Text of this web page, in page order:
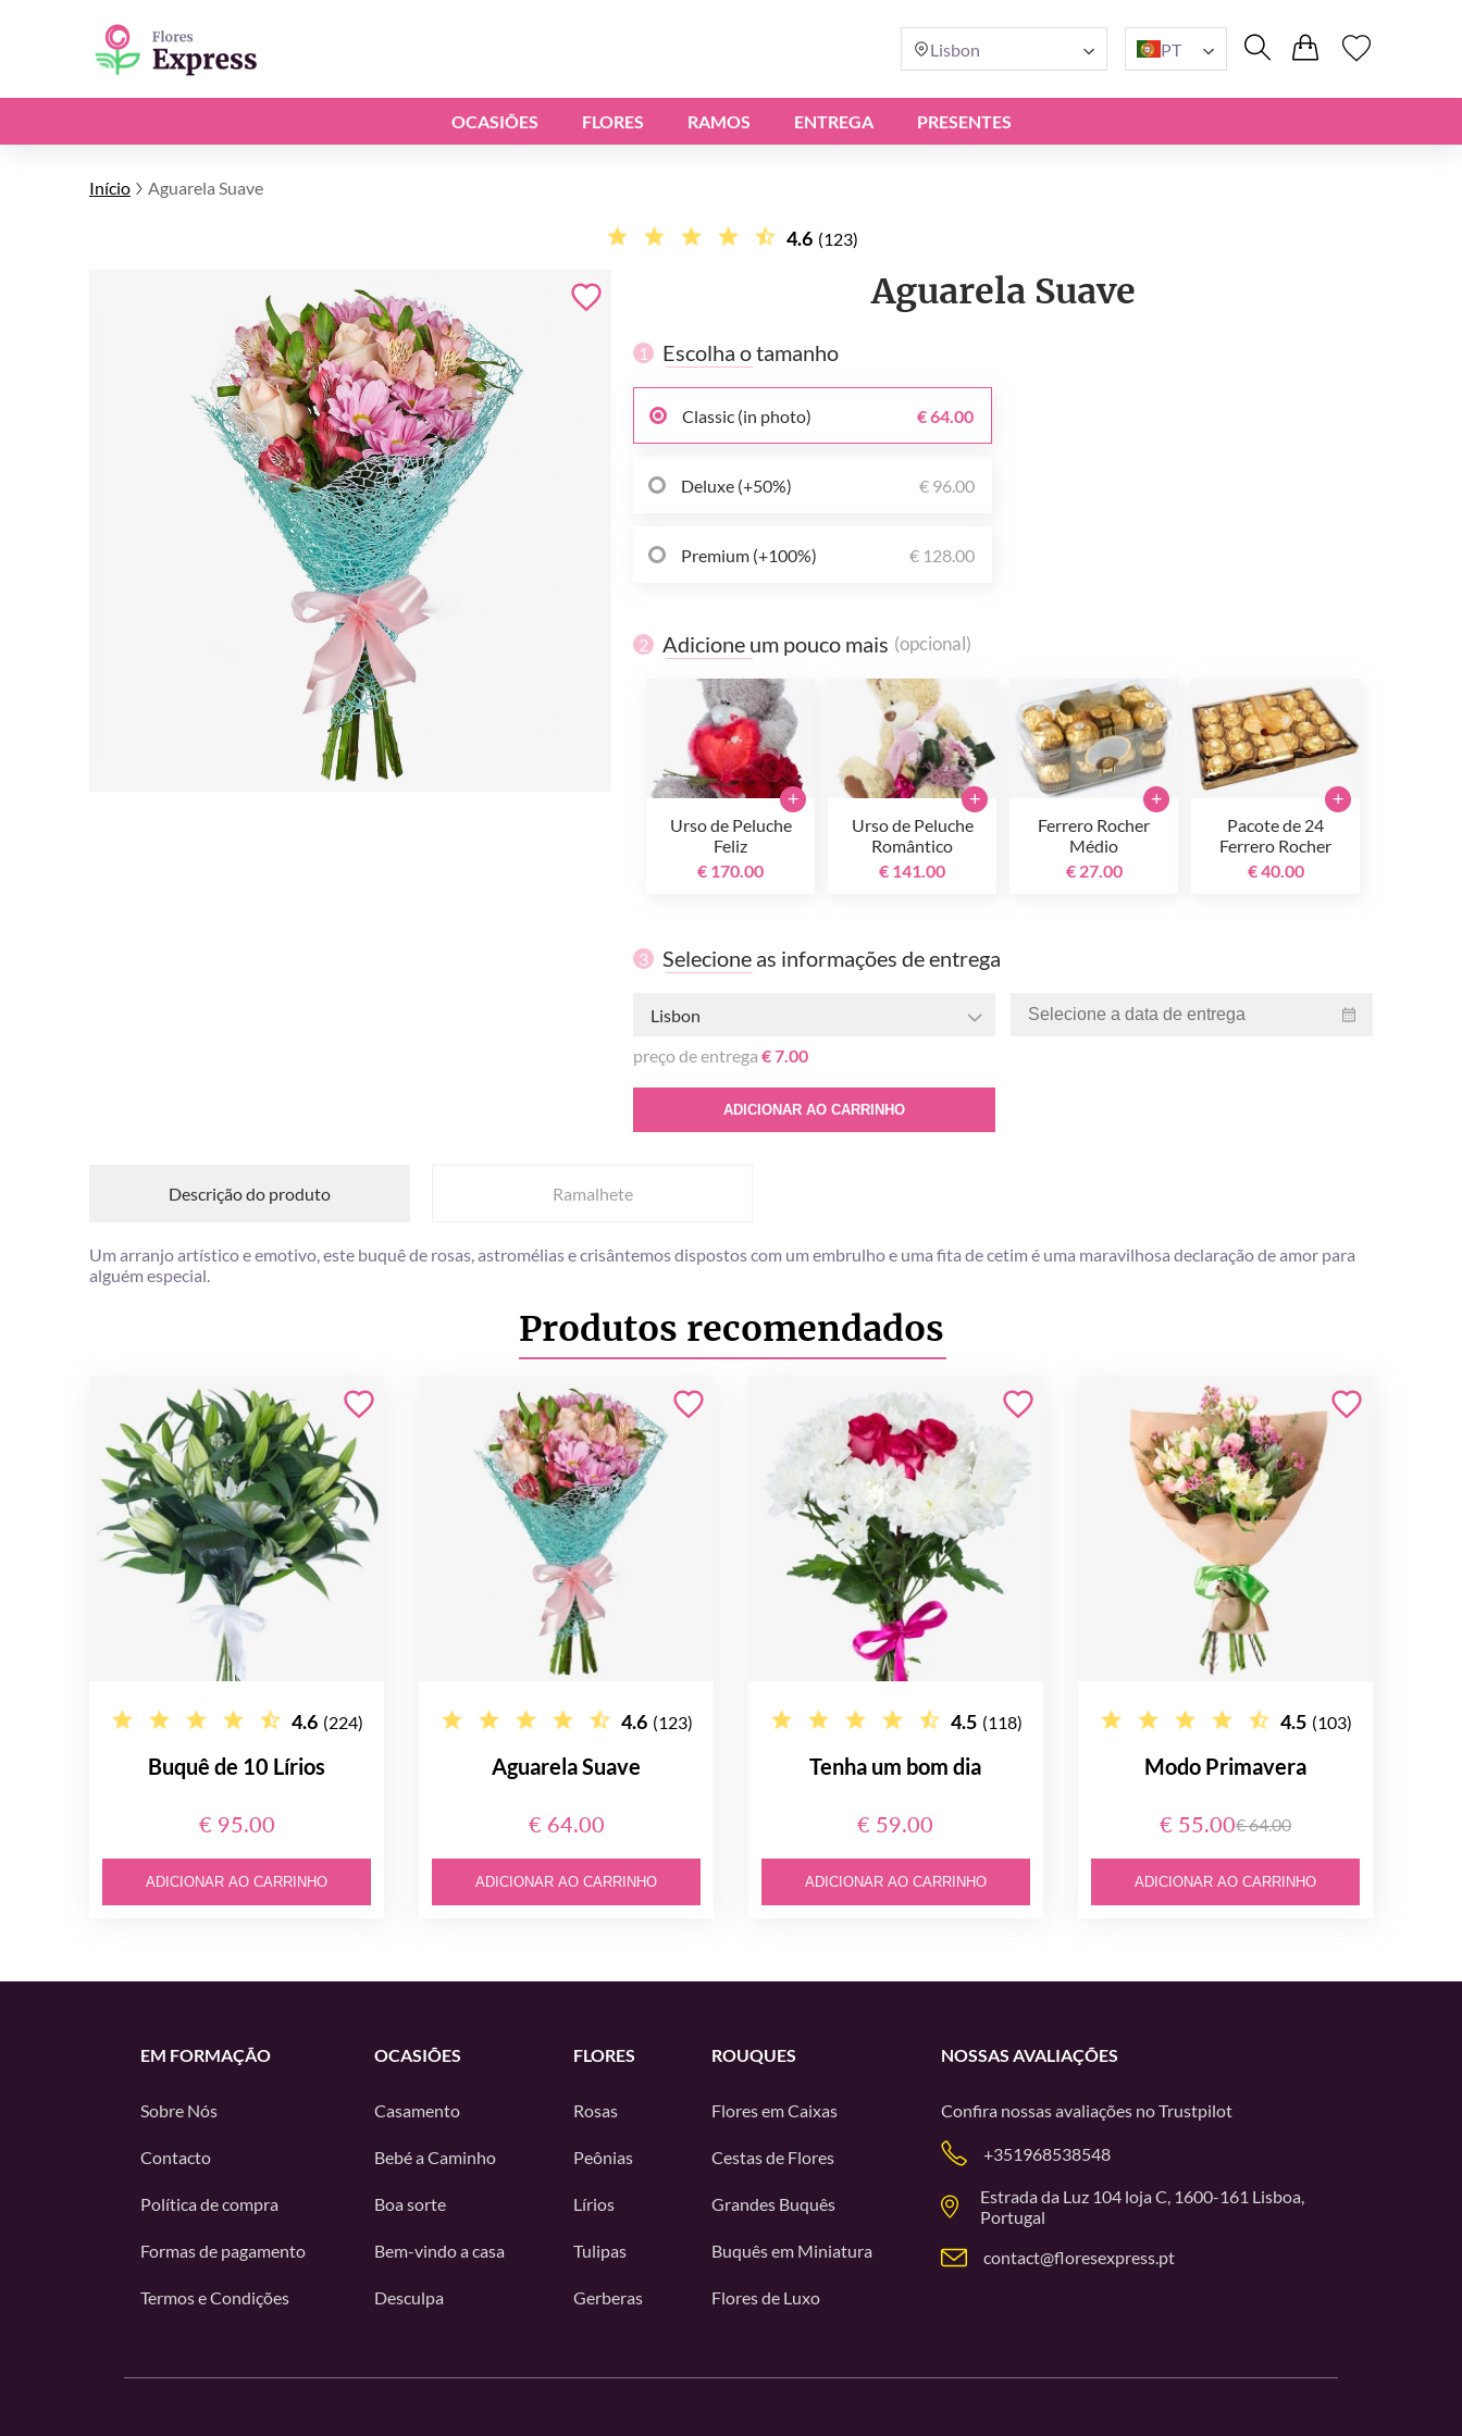
Lisbon PT
OCASIÕES FLORES RAMOS ENTREGA PRESENTES
Início Aguarela Suave
4.6 (123)
Aguarela Suave
1 Escolha o tamanho
Classic (in photo) € 64.00
Deluxe (+50%) € 96.00
Premium (+100%) € 128.00
2 Adicione um pouco mais (opcional)
Urso de Peluche
Feliz
€ 170.00
+
Urso de Peluche
Romântico
€ 141.00
+
Ferrero Rocher
Médio
€ 27.00
+
Pacote de 24
Ferrero Rocher
€ 40.00
+
3 Selecione as informações de entrega
Lisbon
preço de entrega€ 7.00
ADICIONAR AO CARRINHO
Descrição do produto Ramalhete
Um arranjo artístico e emotivo, este buquê de rosas, astromélias e crisântemos dispostos com um embrulho e uma fita de cetim é uma maravilhosa declaração de amor para
alguém especial.
Produtos recomendados
4.6 (224)
Buquê de 10 Lírios
€ 95.00
ADICIONAR AO CARRINHO
4.6 (123)
Aguarela Suave
€ 64.00
ADICIONAR AO CARRINHO
4.5 (118)
Tenha um bom dia
€ 59.00
ADICIONAR AO CARRINHO
4.5 (103)
Modo Primavera
€ 55.00€ 64.00
ADICIONAR AO CARRINHO
EM FORMAÇÃO
Sobre Nós
Contacto
Política de compra
Formas de pagamento
Termos e Condições
OCASIÕES
Casamento
Bebé a Caminho
Boa sorte
Bem-vindo a casa
Desculpa
FLORES
Rosas
Peônias
Lírios
Tulipas
Gerberas
ROUQUES
Flores em Caixas
Cestas de Flores
Grandes Buquês
Buquês em Miniatura
Flores de Luxo
NOSSAS AVALIAÇÕES
Confira nossas avaliações noTrustpilot
+351968538548
Estrada da Luz 104 loja C, 1600-161 Lisboa,
Portugal
contact@floresexpress.pt